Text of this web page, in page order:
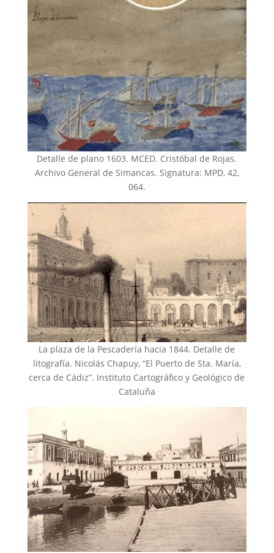
Detalle de plano 1603. MCED. Cristóbal de Rojas.
Archivo General de Simancas. Signatura: MPD, 42,
064.
La plaza de la Pescadería hacia 1844. Detalle de
litografía. Nicolás Chapuy, “El Puerto de Sta. María,
cerca de Cádiz”. Instituto Cartográfico y Geológico de
Cataluña